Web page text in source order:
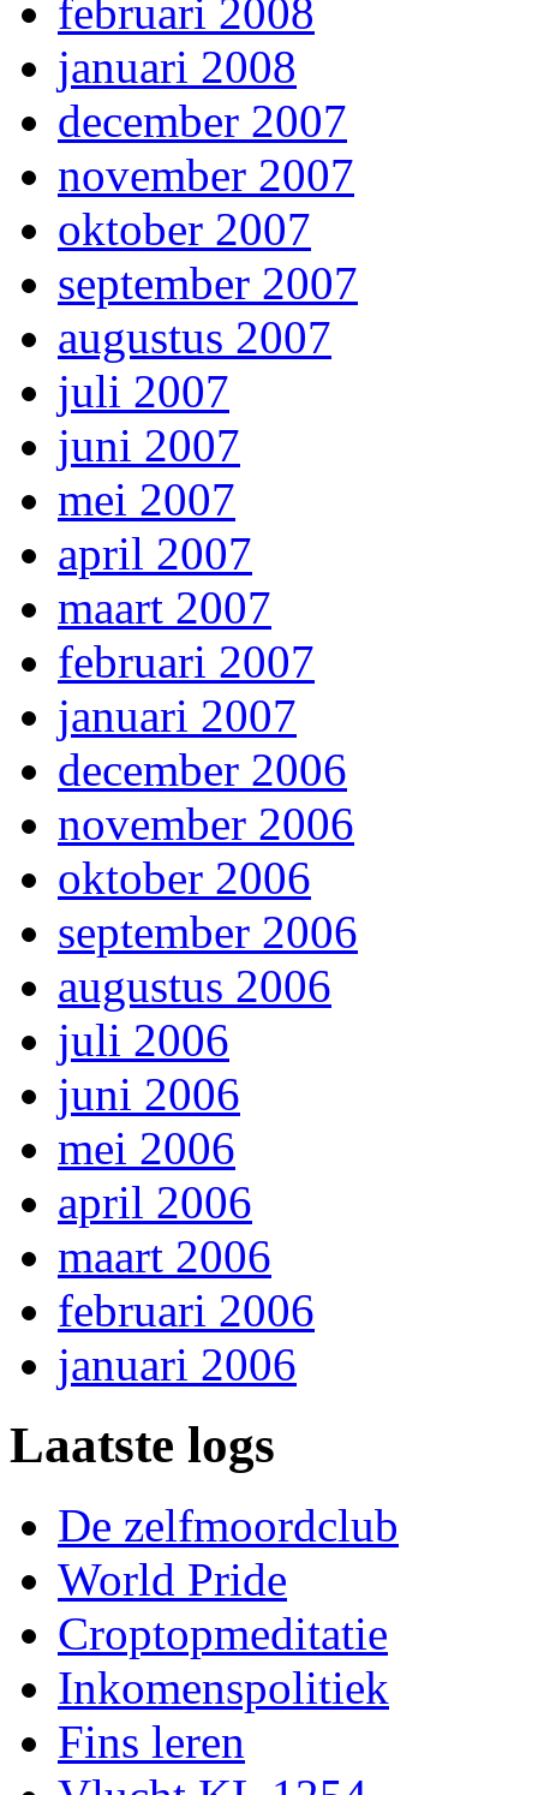
februari 2008
januari 2008
december 2007
november 2007
oktober 2007
september 2007
augustus 2007
juli 2007
juni 2007
mei 2007
april 2007
maart 2007
februari 2007
januari 2007
december 2006
november 2006
oktober 2006
september 2006
augustus 2006
juli 2006
juni 2006
mei 2006
april 2006
maart 2006
februari 2006
januari 2006
Laatste logs
De zelfmoordclub
World Pride
Croptopmeditatie
Inkomenspolitiek
Fins leren